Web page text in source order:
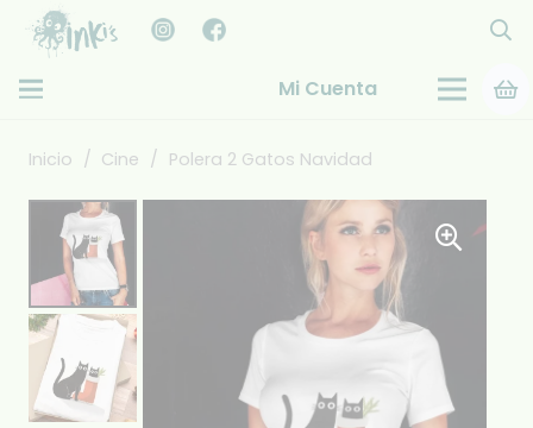
Mi Cuenta
Inicio / Cine / Polera 2 Gatos Navidad